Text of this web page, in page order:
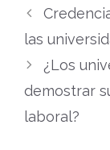
las
¿Los
demostrar
laboral?